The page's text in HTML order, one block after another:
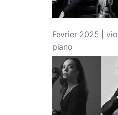
Février 2025 |
piano